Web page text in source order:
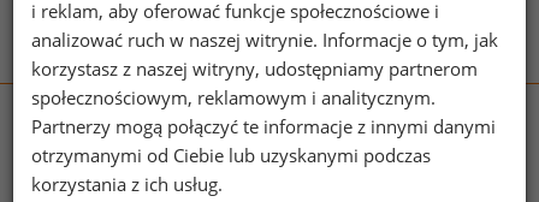
wynagrodzenia.pl
sedlak.pl
kfw.sedlak.pl
rynekpracy.pl
i reklam, aby oferować funkcje społecznościowe i
analizować ruch w naszej witrynie. Informacje o tym, jak
korzystasz z naszej witryny, udostępniamy partnerom
społecznościowym, reklamowym i analitycznym.
Partnerzy mogą połączyć te informacje z innymi danymi
otrzymanymi od Ciebie lub uzyskanymi podczas
korzystania z ich usług.